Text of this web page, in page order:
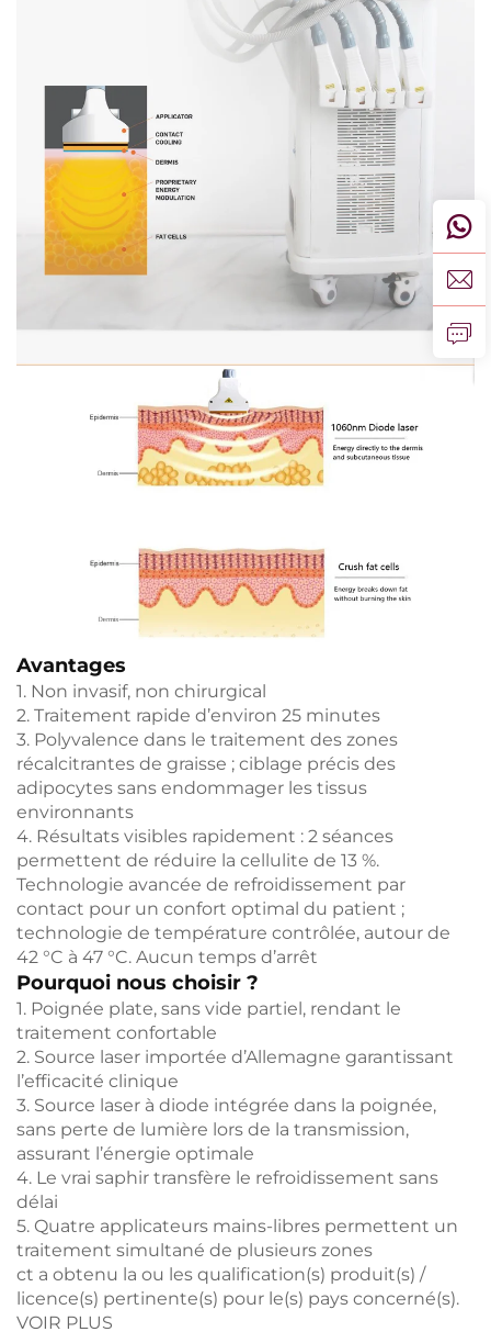
Avantages
1. Non invasif, non chirurgical
2. Traitement rapide d’environ 25 minutes
3. Polyvalence dans le traitement des zones
récalcitrantes de graisse ; ciblage précis des
adipocytes sans endommager les tissus
environnants
4. Résultats visibles rapidement : 2 séances
permettent de réduire la cellulite de 13 %.
Technologie avancée de refroidissement par
contact pour un confort optimal du patient ;
technologie de température contrôlée, autour de
42 °C à 47 °C. Aucun temps d’arrêt
Pourquoi nous choisir ?
1. Poignée plate, sans vide partiel, rendant le
traitement confortable
2. Source laser importée d’Allemagne garantissant
l’efficacité clinique
3. Source laser à diode intégrée dans la poignée,
sans perte de lumière lors de la transmission,
assurant l’énergie optimale
4. Le vrai saphir transfère le refroidissement sans
délai
5. Quatre applicateurs mains-libres permettent un
traitement simultané de plusieurs zones
ct a obtenu la ou les qualification(s) produit(s) /
licence(s) pertinente(s) pour le(s) pays concerné(s).
VOIR PLUS